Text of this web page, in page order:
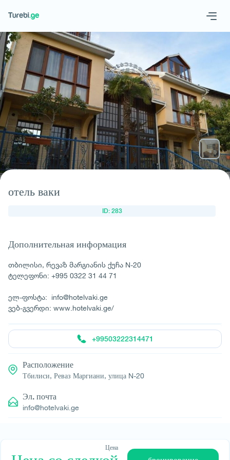
Geo Eng
Запросить отель
отель ваки
ID: 283
Дополнительная информация
თბილისი, რევაზ მარგიანის ქუჩა N-20
ტელეფონი: +995 0322 31 44 71
ელ-ფოსტა: info@hotelvaki.ge
ვებ-გვერდი: www.hotelvaki.ge/
Цена
+99503222314471
Расположение
Тбилиси, Реваз Маргиани, улица N-20
Эл. почта
info@hotelvaki.ge